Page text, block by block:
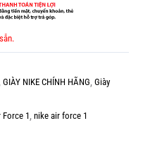
, GIÀY NIKE CHÍNH HÃNG, Giày
Force 1, nike air force 1